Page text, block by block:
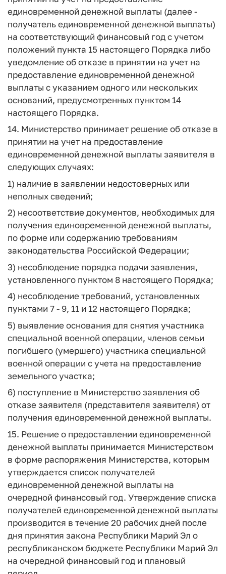
единовременной денежной выплаты (далее -
получатель единовременной денежной выплаты)
на соответствующий финансовый год с учетом
положений пункта 15 настоящего Порядка либо
уведомление об отказе в принятии на учет на
предоставление единовременной денежной
выплаты с указанием одного или нескольких
оснований, предусмотренных пунктом 14
настоящего Порядка.
14. Министерство принимает решение об отказе в
принятии на учет на предоставление
единовременной денежной выплаты заявителя в
следующих случаях:
1) наличие в заявлении недостоверных или
неполных сведений;
2) несоответствие документов, необходимых для
получения единовременной денежной выплаты,
по форме или содержанию требованиям
законодательства Российской Федерации;
3) несоблюдение порядка подачи заявления,
установленного пунктом 8 настоящего Порядка;
4) несоблюдение требований, установленных
пунктами 7 - 9, 11 и 12 настоящего Порядка;
5) выявление основания для снятия участника
специальной военной операции, членов семьи
погибшего (умершего) участника специальной
военной операции с учета на предоставление
земельного участка;
6) поступление в Министерство заявления об
отказе заявителя (представителя заявителя) от
получения единовременной денежной выплаты.
15. Решение о предоставлении единовременной
денежной выплаты принимается Министерством
в форме распоряжения Министерства, которым
утверждается список получателей
единовременной денежной выплаты на
очередной финансовый год. Утверждение списка
получателей единовременной денежной выплаты
производится в течение 20 рабочих дней после
дня принятия закона Республики Марий Эл о
республиканском бюджете Республики Марий Эл
на очередной финансовый год и плановый